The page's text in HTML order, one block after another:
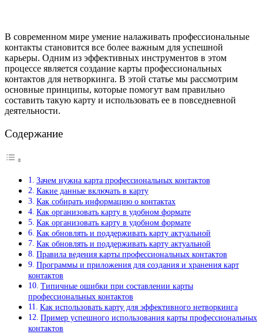
В современном мире умение налаживать профессиональные
контакты становится все более важным для успешной
карьеры. Одним из эффективных инструментов в этом
процессе является создание карты профессиональных
контактов для нетворкинга. В этой статье мы рассмотрим
основные принципы, которые помогут вам правильно
составить такую карту и использовать ее в повседневной
деятельности.
Содержание
Зачем нужна карта профессиональных контактов
Какие данные включать в карту
Как собирать информацию о контактах
Как организовать карту в удобном формате
Как организовать карту в удобном формате
Как обновлять и поддерживать карту актуальной
Как обновлять и поддерживать карту актуальной
Правила ведения карты профессиональных контактов
Программы и приложения для создания и хранения карт
контактов
Типичные ошибки при составлении карты
профессиональных контактов
Как использовать карту для эффективного нетворкинга
Пример успешного использования карты профессиональных
контактов